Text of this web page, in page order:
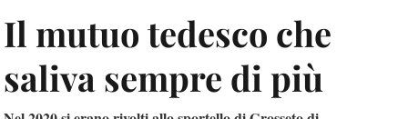
Il mutuo tedesco che
saliva sempre di più